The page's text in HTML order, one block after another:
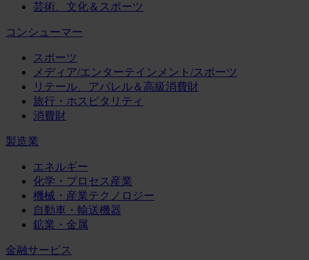
芸術、文化＆スポーツ
コンシューマー
スポーツ
メディア/エンターテインメント/スポーツ
リテール、アパレル＆高級消費財
旅行・ホスピタリティ
消費財
製造業
エネルギー
化学・プロセス産業
機械・産業テクノロジー
自動車・輸送機器
鉱業・金属
金融サービス